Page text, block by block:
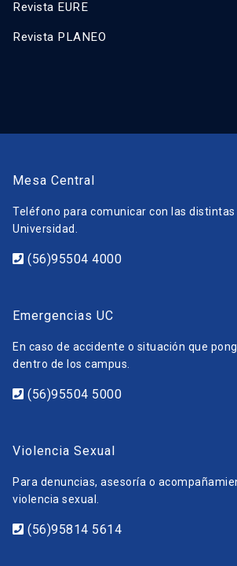
Revista EURE
Revista PLANEO
Mesa Central
Teléfono para comunicar con las distintas
Universidad.
(56)95504 4000
Emergencias UC
En caso de accidente o situación que
dentro de los campus.
(56)95504 5000
Violencia Sexual
Para denuncias, asesoría o
violencia sexual.
(56)95814 5614